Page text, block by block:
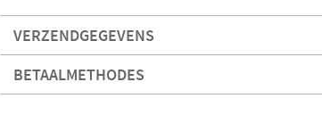
VERZENDGEGEVENS
BETAALMETHODES